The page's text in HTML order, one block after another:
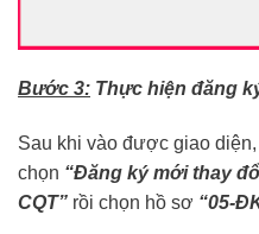
Bước 3: Thực hiện đăng
Sau khi vào được giao diện,
chọn “Đăng ký mới thay
CQT” rồi chọn hồ sơ “05-